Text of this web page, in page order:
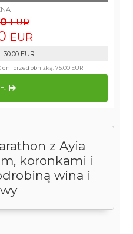
z Ayia
koronkami i
wina i
EUR
EUR
-30.00 EUR
dni przed obniżką:75.00 EUR